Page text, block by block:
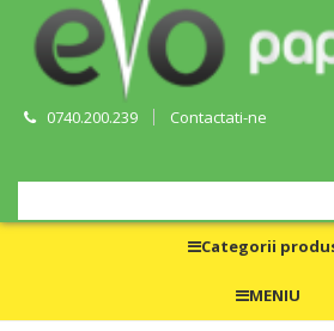
0740.200.239 Contactati-ne
Categorii
MENIU